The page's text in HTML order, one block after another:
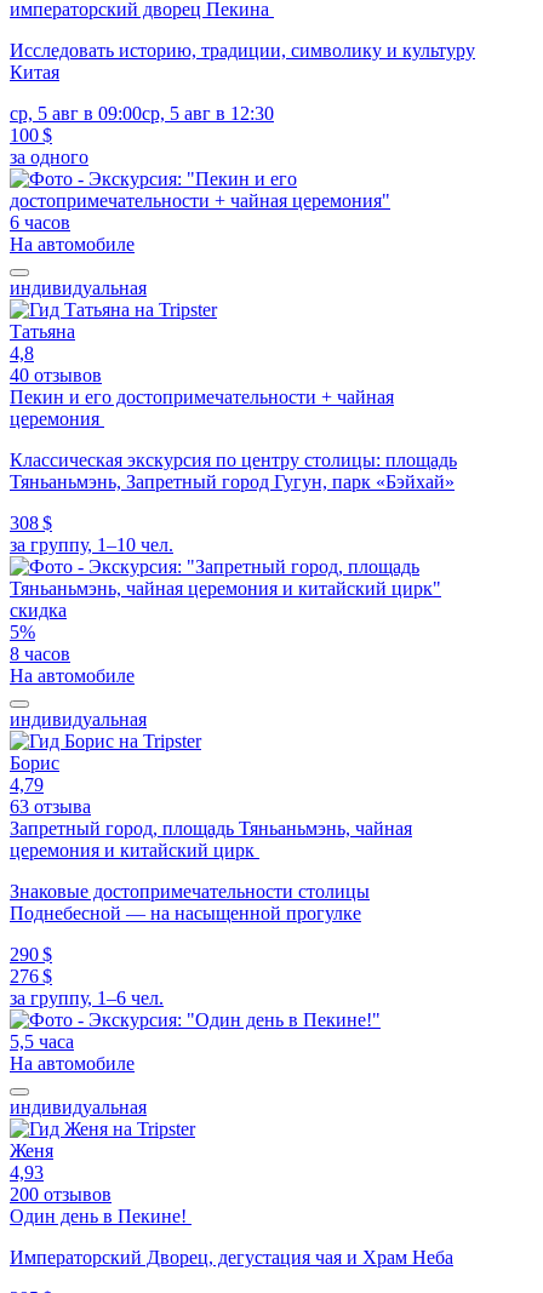
императорский дворец Пекина
Исследовать историю, традиции, символику и культуру
Китая
ср, 5 авг в 09:00ср, 5 авг в 12:30
100 $
за одного
6 часов
На автомобиле
индивидуальная
Татьяна
4,8
40 отзывов
Пекин и его достопримечательности + чайная
церемония
Классическая экскурсия по центру столицы: площадь
Тяньаньмэнь, Запретный город Гугун, парк «Бэйхай»
308 $
за группу, 1–10 чел.
скидка
5%
8 часов
На автомобиле
индивидуальная
Борис
4,79
63 отзыва
Запретный город, площадь Тяньаньмэнь, чайная
церемония и китайский цирк
Знаковые достопримечательности столицы
Поднебесной — на насыщенной прогулке
290 $
276 $
за группу, 1–6 чел.
5,5 часа
На автомобиле
индивидуальная
Женя
4,93
200 отзывов
Один день в Пекине!
Императорский Дворец, дегустация чая и Храм Неба